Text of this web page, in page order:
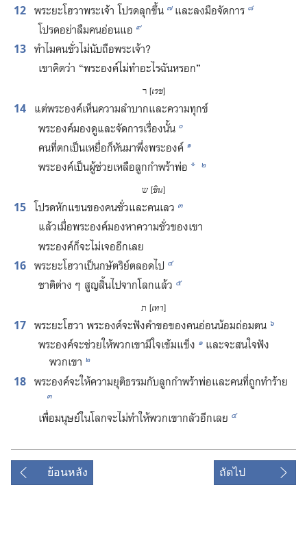
12 พระ​ยะโฮวา​พระเจ้า โปรด​ลุก​ขึ้น ๗ และ​ลง​มือ​จัด​การ ๘
โปรด​อย่า​ลืม​คน​อ่อนแอ ๙
13 ทำไม​คน​ชั่ว​ไม่​นับถือ​พระเจ้า?
เขา​คิด​ว่า “พระองค์​ไม่​ทำ​อะไร​ฉัน​หรอก”
ר [เรช]
14 แต่​พระองค์​เห็น​ความ​ลำบาก​และ​ความ​ทุกข์
พระองค์​มอง​ดู​และ​จัด​การ​เรื่อง​นั้น ๐
คน​ที่​ตก​เป็น​เหยื่อ​ก็​หัน​มา​พึ่ง​พระองค์ ๑
พระองค์​เป็น​ผู้​ช่วยเหลือ​ลูก​กำพร้า​พ่อ * ๒
ש [ชิน]
15 โปรด​หัก​แขน​ของ​คน​ชั่ว​และ​คน​เลว ๓
แล้ว​เมื่อ​พระองค์​มอง​หา​ความ​ชั่ว​ของ​เขา
พระองค์​ก็​จะ​ไม่​เจอ​อีก​เลย
16 พระ​ยะโฮวา​เป็น​กษัตริย์​ตลอด​ไป ๔
ชาติ​ต่าง ๆ สูญ​สิ้น​ไป​จาก​โลก​แล้ว ๕
ת [เทา]
17 พระ​ยะโฮวา พระองค์​จะ​ฟัง​คำ​ขอ​ของ​คน​อ่อนน้อม​ถ่อม​ตน ๖
พระองค์​จะ​ช่วย​ให้​พวก​เขา​มี​ใจ​เข้มแข็ง ๑ และ​จะ​สนใจ​ฟัง​
พวก​เขา ๒
18 พระองค์​จะ​ให้​ความ​ยุติธรรม​กับ​ลูก​กำพร้า​พ่อ​และ​คน​ที่​ถูก​ทำ​ร้าย
๓
เพื่อ​มนุษย์​ใน​โลก​จะ​ไม่​ทำ​ให้​พวก​เขา​กลัว​อีก​เลย ๔
ย้อนหลัง ถัดไป